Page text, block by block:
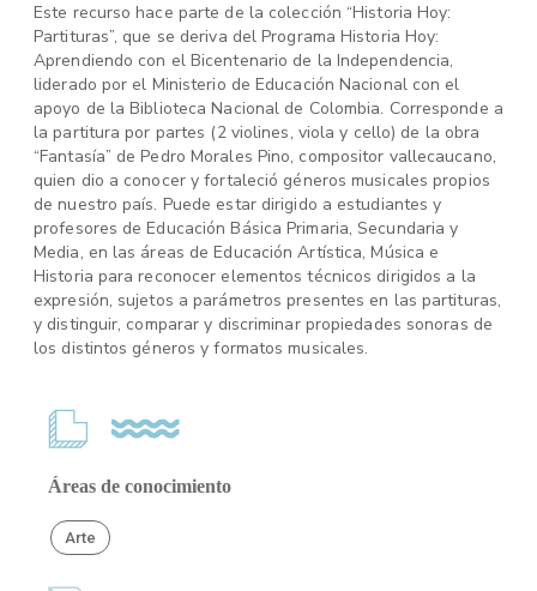
Este recurso hace parte de la colección “Historia Hoy:
Partituras”, que se deriva del Programa Historia Hoy:
Aprendiendo con el Bicentenario de la Independencia,
liderado por el Ministerio de Educación Nacional con el
apoyo de la Biblioteca Nacional de Colombia. Corresponde a
la partitura por partes (2 violines, viola y cello) de la obra
“Fantasía” de Pedro Morales Pino, compositor vallecaucano,
quien dio a conocer y fortaleció géneros musicales propios
de nuestro país. Puede estar dirigido a estudiantes y
profesores de Educación Básica Primaria, Secundaria y
Media, en las áreas de Educación Artística, Música e
Historia para reconocer elementos técnicos dirigidos a la
expresión, sujetos a parámetros presentes en las partituras,
y distinguir, comparar y discriminar propiedades sonoras de
los distintos géneros y formatos musicales.
Áreas de conocimiento
Arte